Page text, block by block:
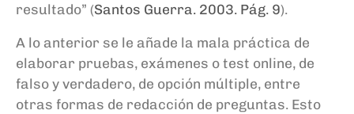
resultado” (Santos Guerra. 2003. Pág. 9).
A lo anterior se le añade la mala práctica de
elaborar pruebas, exámenes otest online, de
falso y verdadero, de opción múltiple, entre
otras formas de redacción de preguntas. Esto